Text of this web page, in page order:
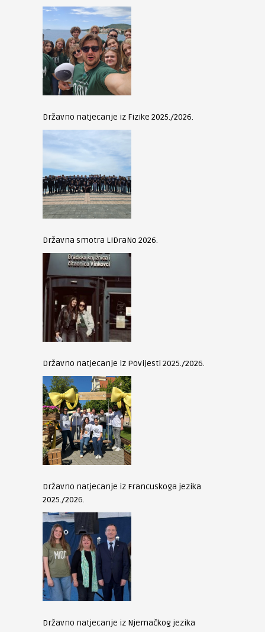
Državno natjecanje iz Fizike 2025./2026.
Državna smotra LiDraNo 2026.
Državno natjecanje iz Povijesti 2025./2026.
Državno natjecanje iz Francuskoga jezika
2025./2026.
Državno natjecanje iz Njemačkog jezika